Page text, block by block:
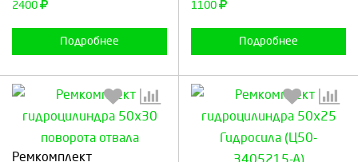
2400
Подробнее
1100
Подробнее
Ремкомплект
Выберите количество: Выберите количество: